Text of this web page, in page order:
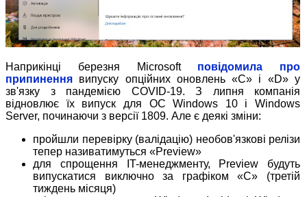
Наприкінці березня Microsoft повідомила про
припинення випуску опційних оновлень «C» і «D» у
зв'язку з пандемією COVID-19. З липня компанія
відновлює їх випуск для ОС Windows 10 і Windows
Server, починаючи з версії 1809. Але є деякі зміни:
пройшли перевірку (валідацію) необов'язкові релізи
тепер називатимуться «Preview»
для спрощення IT-менеджменту, Preview будуть
випускатися виключно за графіком «C» (третій
тиждень місяця)